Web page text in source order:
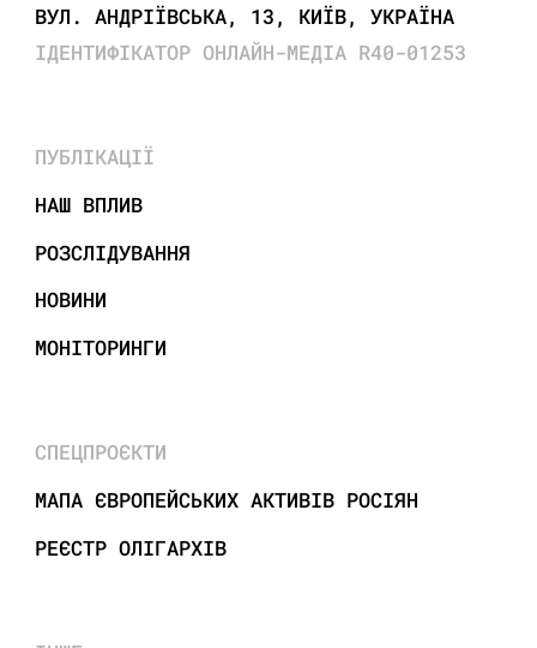
ВУЛ. АНДРІЇВСЬКА, 13, КИЇВ, УКРАЇНА
ІДЕНТИФІКАТОР ОНЛАЙН-МЕДІА R40-01253
ПУБЛІКАЦІЇ
НАШ ВПЛИВ
РОЗСЛІДУВАННЯ
НОВИНИ
МОНІТОРИНГИ
СПЕЦПРОЄКТИ
МАПА ЄВРОПЕЙСЬКИХ АКТИВІВ РОСІЯН
РЕЄСТР ОЛІГАРХІВ